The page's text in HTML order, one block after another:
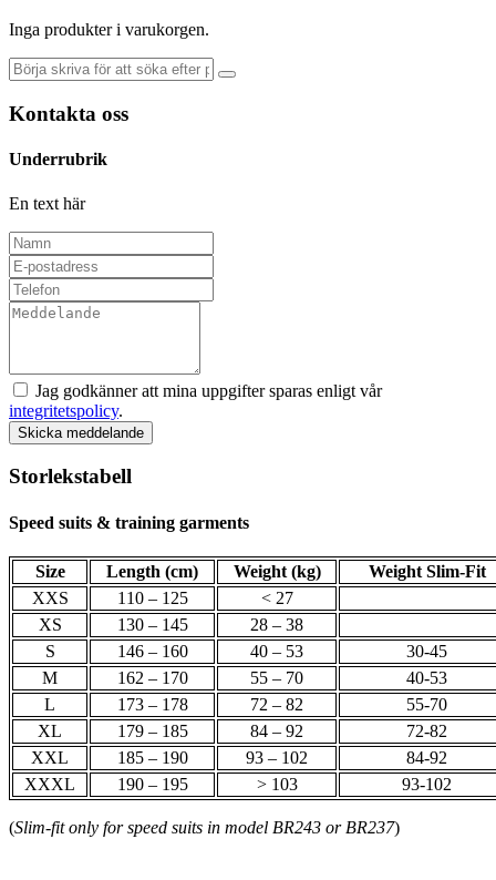
Inga produkter i varukorgen.
Kontakta oss
Underrubrik
En text här
Jag godkänner att mina uppgifter sparas enligt vår
integritetspolicy.
Skicka meddelande
Storlekstabell
Speed suits & training garments
Size Length (cm) Weight (kg)
Weight Slim-Fit
XXS
110 – 125
< 27
XS
130 – 145
28 – 38
S
146 – 160 40 – 53
30-45
M
162 – 170 55 – 70
40-53
L
173 – 178 72 – 82
55-70
XL
179 – 185 84 – 92
72-82
XXL
185 – 190 93 – 102
84-92
XXXL
190 – 195 > 103 93-102
(Slim-fit only for speed suits in model BR243 or BR237)